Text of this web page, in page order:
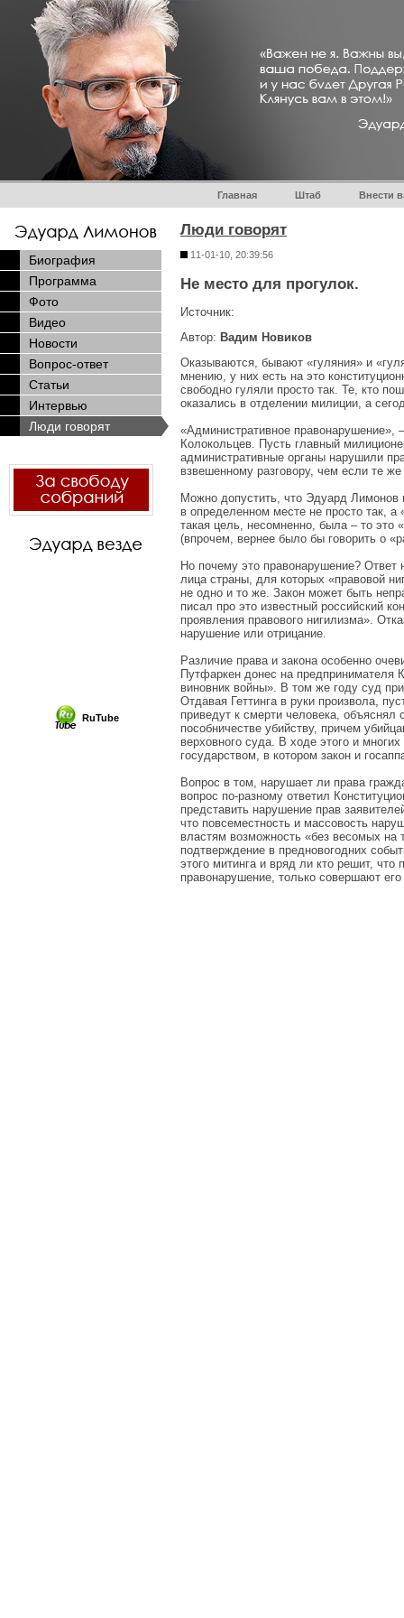
Главная Штаб Внести
Биография
Программа
Фото
Видео
Новости
Вопрос-ответ
Статьи
Интервью
Люди говорят
RuTube
Люди говорят
11-01-10, 20:39:56
Не место для прогулок.
Источник:
Автор: Вадим Новиков
Оказываются, бывают «гуляния» и
мнению, у них есть на это
свободно гуляли просто так. Те, кто
оказались в отделении милиции, а
«Административное правонарушение»,
Колокольцев. Пусть главный
административные органы нарушили
взвешенному разговору, чем если те
Можно допустить, что Эдуард Лимонов
в определенном месте не просто так,
такая цель, несомненно, была – то это
(впрочем, вернее было бы говорить о
Но почему это правонарушение?
лица страны, для которых «правовой
не одно и то же. Закон может быть
писал про это известный российский
проявления правового нигилизма».
нарушение или отрицание.
Различие права и закона особенно
Путфаркен донес на предпринимателя
виновник войны». В том же году суд
Отдавая Геттинга в руки произвола,
приведут к смерти человека,
пособничестве убийству, причем
верховного суда. В ходе этого и
государством, в котором закон и
Вопрос в том, нарушает ли права
вопрос по-разному ответил
представить нарушение прав
что повсеместность и массовость
властям возможность «без весомых
подтверждение в предновогодних
этого митинга и вряд ли кто решит,
правонарушение, только совершают